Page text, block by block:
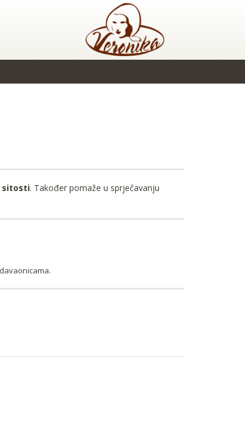
sitosti. Također pomaže u sprječavanju